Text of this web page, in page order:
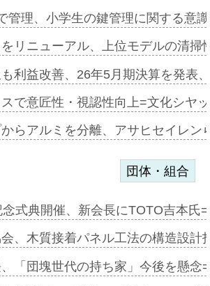
管理、小学生の鍵管理に関する意
をリニューアル、上位モデルの清
利益改善、26年5月期決算を発表
で意匠性・視認性向上=文化シヤ
らアルミを分離、アサヒセイレ
団体・組合
式典開催、新会長にTOTO吉本氏
、木質接着パネル工法の構造設
「団塊世代の持ち家」今後を懸